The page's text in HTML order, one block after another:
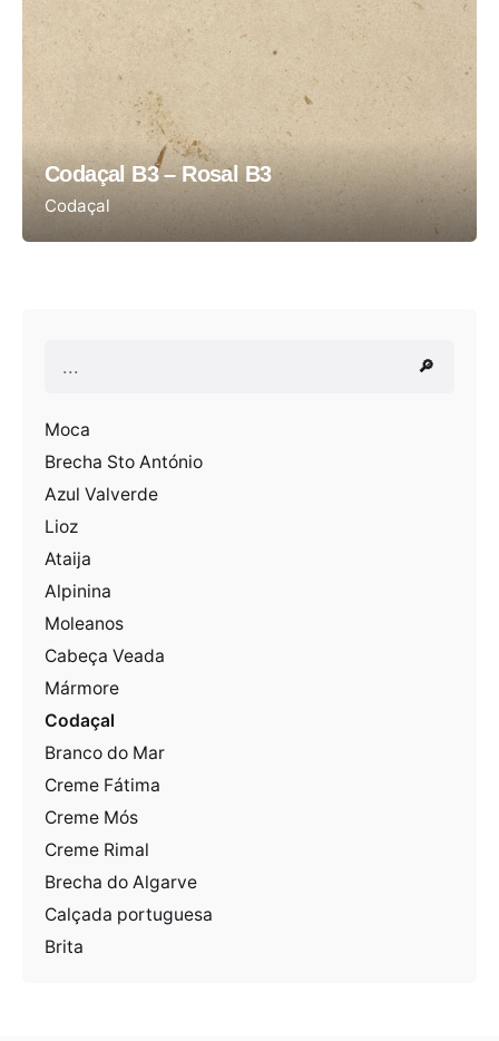
🔎
Moca
Brecha Sto António
Azul Valverde
Lioz
Ataija
Alpinina
Moleanos
Cabeça Veada
Mármore
Codaçal
Branco do Mar
Creme Fátima
Creme Mós
Creme Rimal
Brecha do Algarve
Calçada portuguesa
Brita
Codaçal B3 – Rosal B3
Codaçal